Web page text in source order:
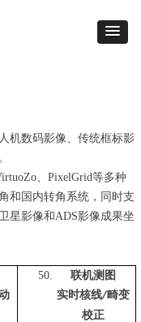
数码影像、传统框标影
、PixelGrid等多种
和国内转角系统，同时支
星影像和ADS影像成果坐
联机测图
实时核线/畸变
校正